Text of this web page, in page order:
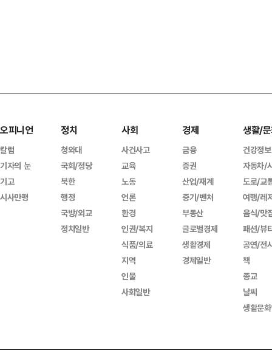
오피니언
칼럼
기자의 눈
기고
시사만평
정치
청와대
국회/정당
북한
행정
국방/외교
정치일반
사회
사건사고
교육
노동
언론
환경
인권/복지
식품/의료
지역
인물
사회일반
경제
금융
증권
산업/재계
중기/벤처
부동산
글로벌경제
생활경제
경제일반
생활/
건강정보
자동차/
도로/교
여행/레
음식/맛
패션/뷰
공연/전
책
종교
날씨
생활문